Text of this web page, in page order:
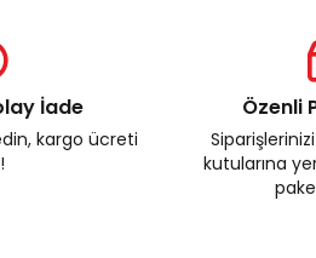
İade
kargo ücreti
Özenli
kutularına